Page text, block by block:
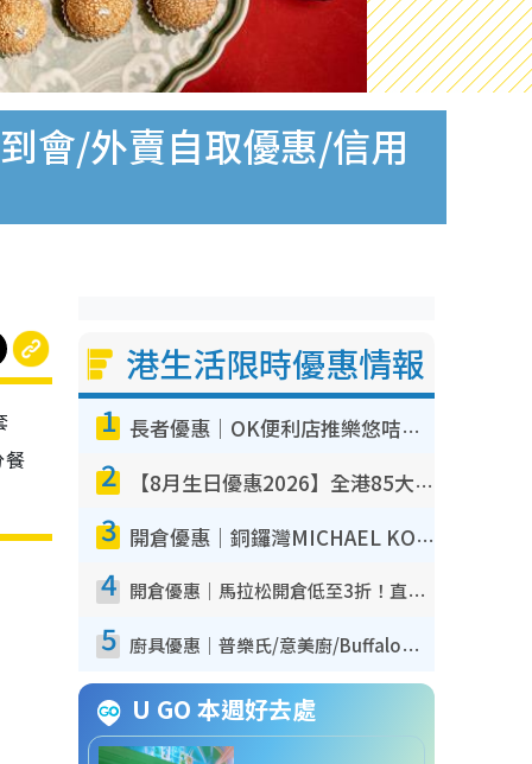
會/外賣自取優惠/信用
餐
港生活限時優惠情報
1 長者優惠｜OK便利店推樂悠咭優惠！買麵包/牛奶/保健品拍卡即減
2 【8月生日優惠2026】全港85大食買玩著數攻略 自助餐/火鍋放題同行免費＋誠品/DONKI送現金券
3 開倉優惠｜銅鑼灣MICHAEL KORS開倉低至17折！直擊$500起買手袋/銀包/鞋款 必買經典Jet Set系列
4 開倉優惠｜馬拉松開倉低至3折！直擊$99起買adidas／New Balance／Puma鞋款 STANLEY保溫杯劈價至$119起
5 廚具優惠｜普樂氏/意美廚/Buffalo廚具低至3折！$89起買煎鍋／炒鑊／個人鍋 同場小家電激減至$99起
U GO 本週好去處